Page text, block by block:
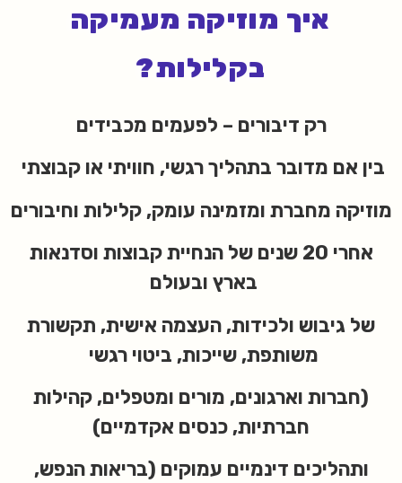
איך מוזיקה מעמיקה
בקלילות?
רק דיבורים – לפעמים מכבידים
בין אם מדובר בתהליך רגשי, חוויתי או קבוצתי
מוזיקה מחברת ומזמינה עומק, קלילות וחיבורים
אחרי 20 שנים של הנחיית קבוצות וסדנאות
בארץ ובעולם
של גיבוש ולכידות, העצמה אישית, תקשורת
משותפת, שייכות, ביטוי רגשי
(חברות וארגונים, מורים ומטפלים, קהילות
חברתיות, כנסים אקדמיים)
ותהליכים דינמיים עמוקים (בריאות הנפש,